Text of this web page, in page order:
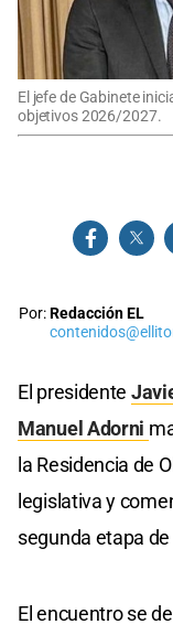
El jefe de Gabinete
objetivos 2026/2027.
Por:Redacción EL
El presidente
Manuel Adorni
la Residencia de
legislativa y
segunda etapa
El encuentro se